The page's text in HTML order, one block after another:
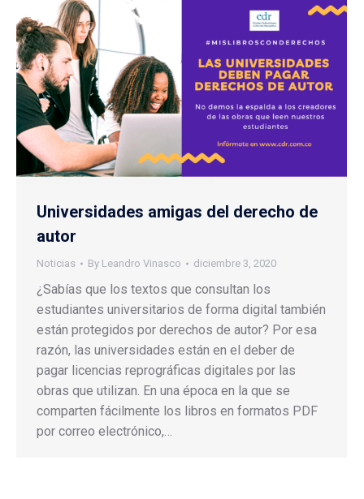
Universidades amigas del derecho de
autor
Noticias By Leandro Vinasco diciembre 3, 2020
¿Sabías que los textos que consultan los
estudiantes universitarios de forma digital también
están protegidos por derechos de autor? Por esa
razón, las universidades están en el deber de
pagar licencias reprográficas digitales por las
obras que utilizan. En una época en la que se
comparten fácilmente los libros en formatos PDF
por correo electrónico,…